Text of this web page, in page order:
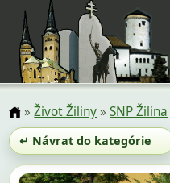
»Život Žiliny»SNP Žilina
↵ Návrat do kategórie